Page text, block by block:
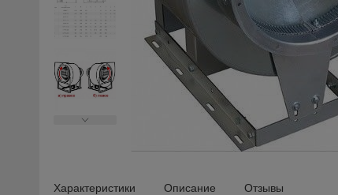
Характеристики Описание Отзывы